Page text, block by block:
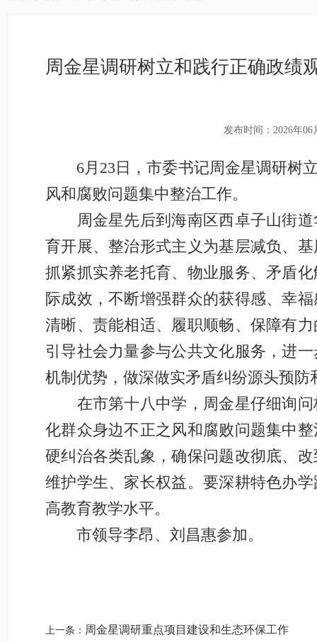
周金星调研树立和践行正确政绩
发布时间：2026年06
6月23日，市委书记周金星调研树立
风和腐败问题集中整治工作。
周金星先后到海南区西卓子山街道
育开展、整治形式主义为基层减负、
抓紧抓实养老托育、物业服务、矛盾
际成效，不断增强群众的获得感、幸
清晰、责能相适、履职顺畅、保障有
引导社会力量参与公共文化服务，进
机制优势，做深做实矛盾纠纷源头预
在市第十八中学，周金星仔细询问
化群众身边不正之风和腐败问题集中
硬纠治各类乱象，确保问题改彻底、
维护学生、家长权益。要深耕特色办
高教育教学水平。
市领导李昂、刘昌惠参加。
上一条： 周金星调研重点项目建设和生态环保工作